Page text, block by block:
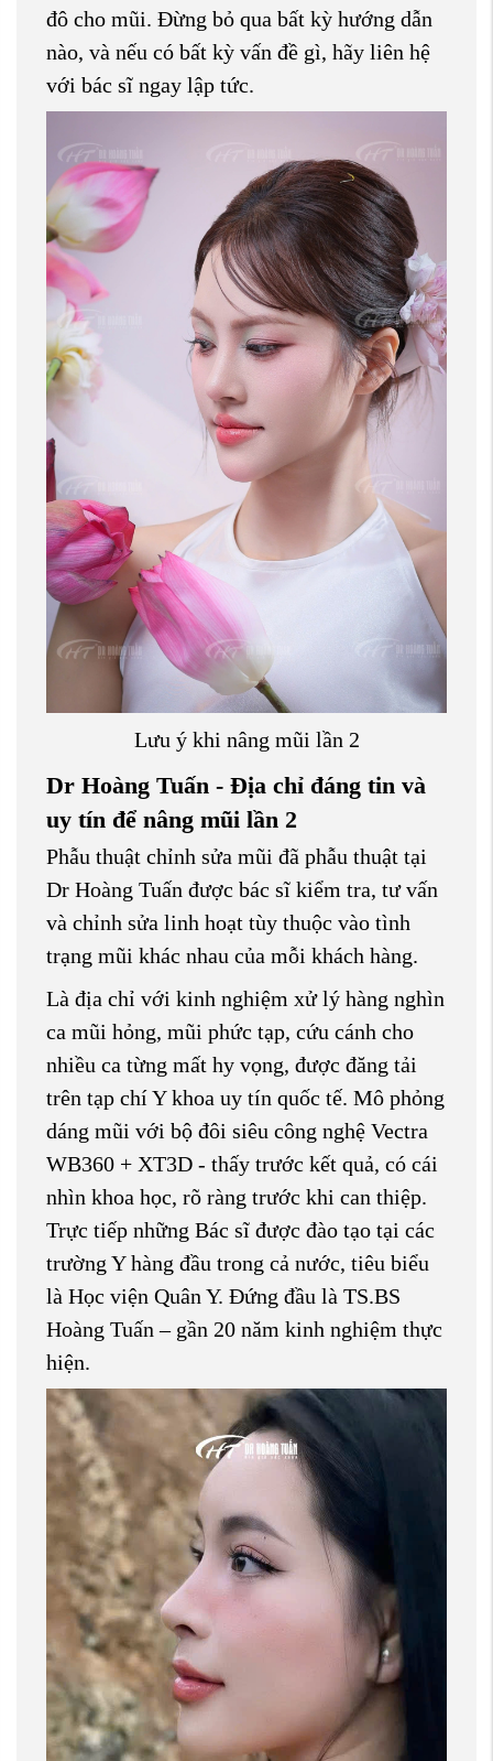
đô cho mũi. Đừng bỏ qua bất kỳ hướng dẫn
nào, và nếu có bất kỳ vấn đề gì, hãy liên hệ
với bác sĩ ngay lập tức.
Lưu ý khi nâng mũi lần 2
Dr Hoàng Tuấn - Địa chỉ đáng tin và
uy tín để nâng mũi lần 2
Phẫu thuật chỉnh sửa mũi đã phẫu thuật tại
Dr Hoàng Tuấn được bác sĩ kiểm tra, tư vấn
và chỉnh sửa linh hoạt tùy thuộc vào tình
trạng mũi khác nhau của mỗi khách hàng.
Là địa chỉ với kinh nghiệm xử lý hàng nghìn
ca mũi hỏng, mũi phức tạp, cứu cánh cho
nhiều ca từng mất hy vọng, được đăng tải
trên tạp chí Y khoa uy tín quốc tế. Mô phỏng
dáng mũi với bộ đôi siêu công nghệ Vectra
WB360 + XT3D - thấy trước kết quả, có cái
nhìn khoa học, rõ ràng trước khi can thiệp.
Trực tiếp những Bác sĩ được đào tạo tại các
trường Y hàng đầu trong cả nước, tiêu biểu
là Học viện Quân Y. Đứng đầu là TS.BS
Hoàng Tuấn – gần 20 năm kinh nghiệm thực
hiện.